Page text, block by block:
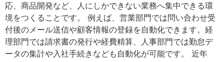
応、商品開発など、人にしかできない業務へ集中できる環
境をつくることです。 例えば、営業部門では問い合わせ受
付後のメール送信や顧客情報の登録を自動化できます。経
理部門では請求書の発行や経費精算、人事部門では勤怠デ
ータの集計や入社手続きなども自動化が可能です。 近年